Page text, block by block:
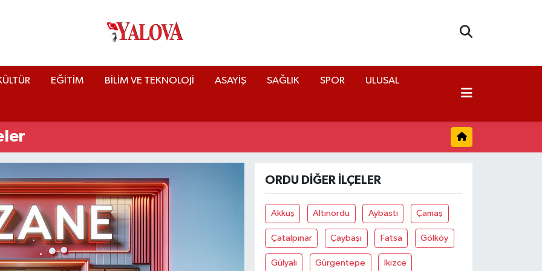
EĞİTİM BİLİM VE TEKNOLOJİ ASAYİŞ SAĞLIK SPOR ULUSAL
ORDU DIĞER İLÇELER
Akkuş Altınordu Aybastı Çamaş
Çatalpınar Çaybaşı Fatsa Gölköy
Gülyalı Gürgentepe İkizce